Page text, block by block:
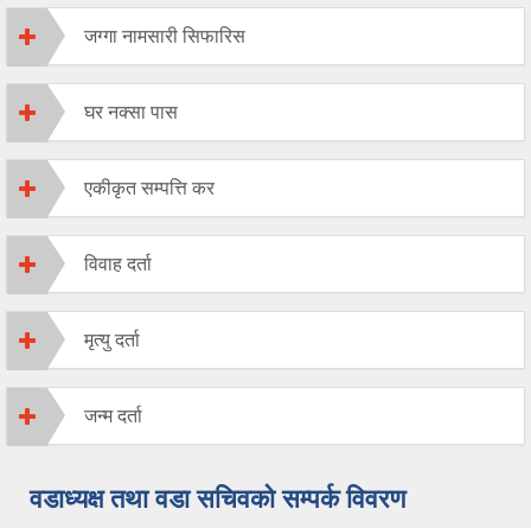
जग्गा नामसारी सिफारिस
घर नक्सा पास
एकीकृत सम्पत्ति कर
विवाह दर्ता
मृत्यु दर्ता
जन्म दर्ता
वडाध्यक्ष तथा वडा सचिवको सम्पर्क विवरण